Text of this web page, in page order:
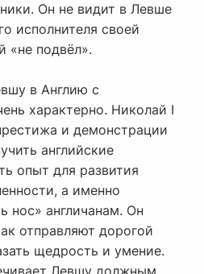
Он не видит в Левше
исполнителя своей
«не подвёл».
в Англию с
характерно. Николай I
и демонстрации
английские
опыт для развития
а именно
нос» англичанам. Он
отправляют дорогой
щедрость и умение.